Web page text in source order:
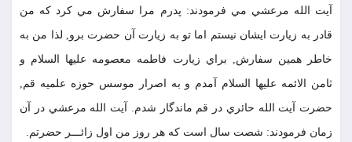
آيت الله مرعشي مي فرمودند: پدرم مرا سفارش مي كرد كه من
قادر به زيارت ايشان نيستم اما تو به زيارت آن حضرت برو, لذا من به
خاطر همين سفارش, براي زيارت فاطمه معصومه عليها السلام و
ثامن الائمه عليها السلام آمدم و به اصرار موسس حوزه علميه قم,
حضرت آيت الله حائري در قم ماندگار شدم. آيت الله مرعشي در آن
زمان فرمودند: شصت سال است كه هر روز من اول زائـــر حضرتم.